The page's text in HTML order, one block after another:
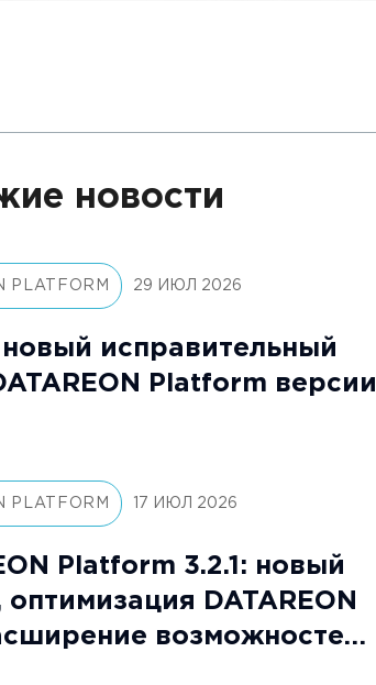
новости
PLATFORM 29 ИЮЛ 2026
исправительный
Platform версии
PLATFORM 17 ИЮЛ 2026
Platform 3.2.1: новый
оптимизация DATAREON
возможностей